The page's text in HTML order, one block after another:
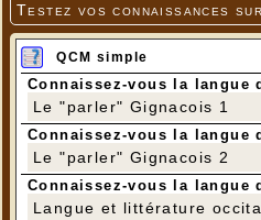
Testez vos connaissances
QCM simple
Connaissez-vous la langue
Le "parler" Gignacois 1
Connaissez-vous la langue
Le "parler" Gignacois 2
Connaissez-vous la langue
Langue et littérature